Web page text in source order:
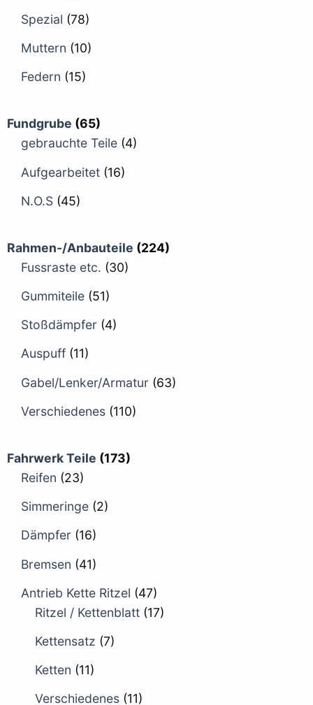
Spezial (78)
Muttern (10)
Federn (15)
Fundgrube (65)
gebrauchte Teile (4)
Aufgearbeitet (16)
N.O.S (45)
Rahmen-/Anbauteile (224)
Fussraste etc. (30)
Gummiteile (51)
Stoßdämpfer (4)
Auspuff (11)
Gabel/Lenker/Armatur (63)
Verschiedenes (110)
Fahrwerk Teile (173)
Reifen (23)
Simmeringe (2)
Dämpfer (16)
Bremsen (41)
Antrieb Kette Ritzel (47)
Ritzel / Kettenblatt (17)
Kettensatz (7)
Ketten (11)
Verschiedenes (11)